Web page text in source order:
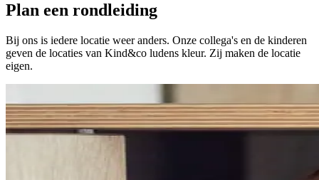
Plan een rondleiding
Bij ons is iedere locatie weer anders. Onze collega's en de kinderen
geven de locaties van Kind&co ludens kleur. Zij maken de locatie
eigen.